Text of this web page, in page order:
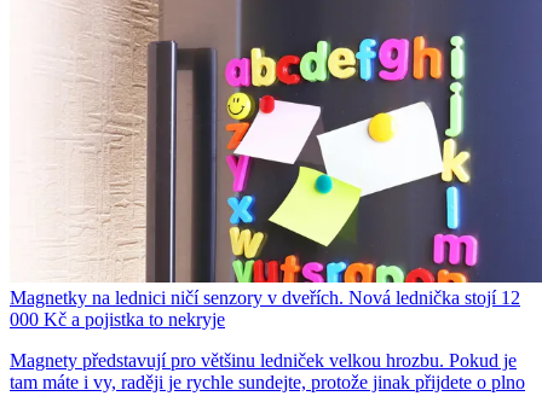
Magnetky na lednici ničí senzory v dveřích. Nová lednička stojí 12
000 Kč a pojistka to nekryje
Magnety představují pro většinu ledniček velkou hrozbu. Pokud je
tam máte i vy, raději je rychle sundejte, protože jinak přijdete o plno